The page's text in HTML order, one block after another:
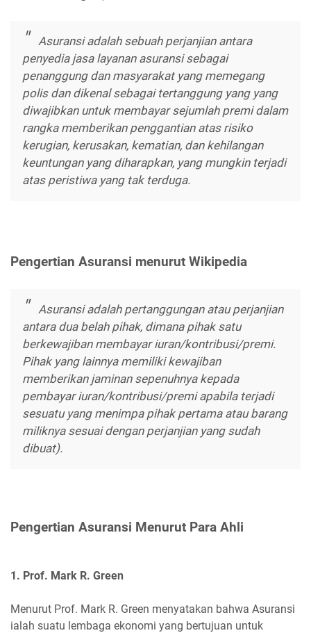
Asuransi adalah sebuah perjanjian antara
penyedia jasa layanan asuransi sebagai
penanggung dan masyarakat yang memegang
polis dan dikenal sebagai tertanggung yang yang
diwajibkan untuk membayar sejumlah premi dalam
rangka memberikan penggantian atas risiko
kerugian, kerusakan, kematian, dan kehilangan
keuntungan yang diharapkan, yang mungkin terjadi
atas peristiwa yang tak terduga.
Pengertian Asuransi menurut Wikipedia
Asuransi adalah pertanggungan atau perjanjian
antara dua belah pihak, dimana pihak satu
berkewajiban membayar iuran/kontribusi/premi.
Pihak yang lainnya memiliki kewajiban
memberikan jaminan sepenuhnya kepada
pembayar iuran/kontribusi/premi apabila terjadi
sesuatu yang menimpa pihak pertama atau barang
miliknya sesuai dengan perjanjian yang sudah
dibuat).
Pengertian Asuransi Menurut Para Ahli
1. Prof. Mark R. Green
Menurut Prof. Mark R. Green menyatakan bahwa Asuransi
ialah suatu lembaga ekonomi yang bertujuan untuk